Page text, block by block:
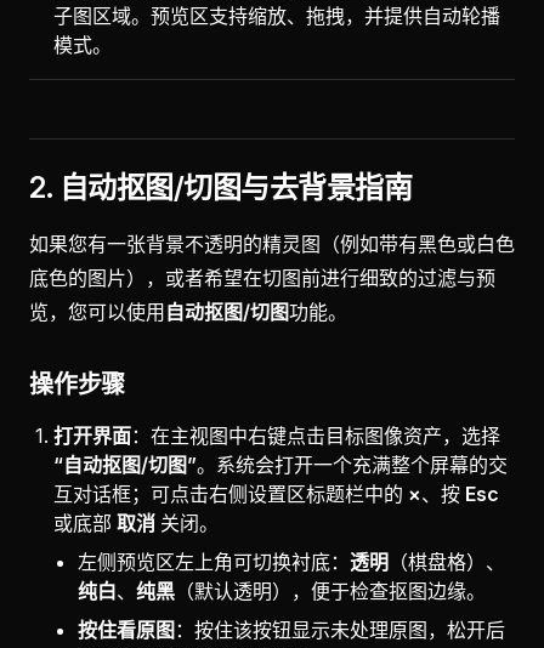
子图区域。预览区支持缩放、拖拽，并提供自动轮播
模式。
2. 自动抠图/切图与去背景指南
如果您有一张背景不透明的精灵图（例如带有黑色或白色
底色的图片），或者希望在切图前进行细致的过滤与预
览，您可以使用 自动抠图/切图功能。
操作步骤
打开界面：在主视图中右键点击目标图像资产，选择
“自动抠图/切图”。系统会打开一个充满整个屏幕的交
互对话框；可点击右侧设置区标题栏中的 ×、按 Esc
或底部 取消 关闭。
左侧预览区左上角可切换衬底： 透明 （棋盘格）、
纯白、 纯黑 （默认透明），便于检查抠图边缘。
按住看原图 ：按住该按钮显示未处理原图，松开后